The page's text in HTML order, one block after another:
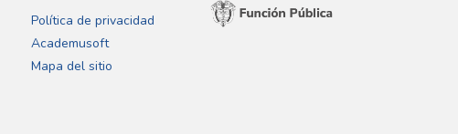
Política de privacidad
Academusoft
Mapa del sitio